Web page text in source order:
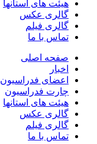
هیئت های استانها
گالری عکس
گالری فیلم
تماس با ما
صفحه اصلی
اخبار
اعضای فدراسیون
چارت فدراسیون
هیئت های استانها
گالری عکس
گالری فیلم
تماس با ما